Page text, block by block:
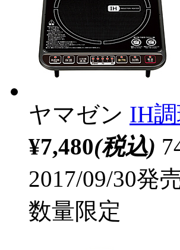
ヤマゼン IH
¥7,480(税込)
2017/09/30発
数量限定